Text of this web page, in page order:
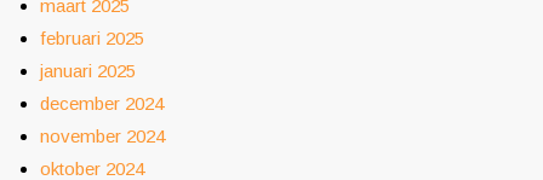
maart 2025
februari 2025
januari 2025
december 2024
november 2024
oktober 2024